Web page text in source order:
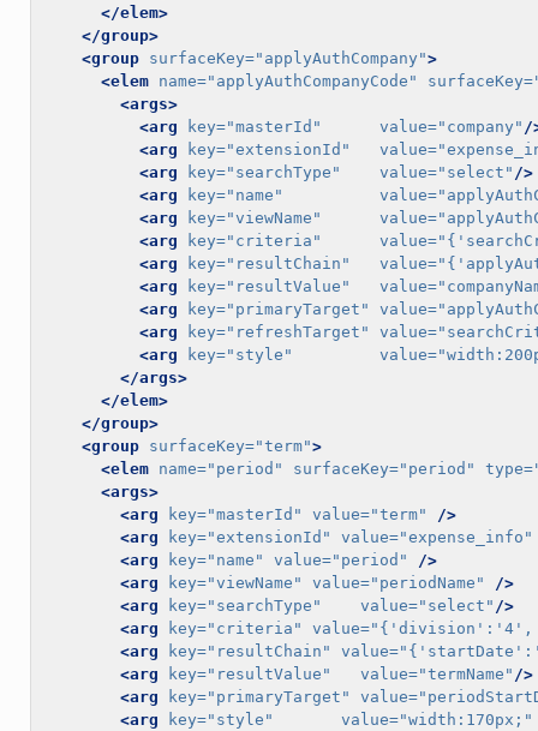
</elem>
</group>
<group surfaceKey="applyAuthCompany">
<elem name="applyAuthCompanyCode" surfaceKey=
<args>
<arg
key="masterId" value="company" /
<arg
key="extensionId" value=
<arg
key="searchType" value="select" />
<arg
key="name" value=
<arg
key="viewName" value=
<arg
key="criteria" value=
<arg
key="resultChain" value=
<arg
key="resultValue" value=
<arg
key="primaryTarget" value=
<arg
key="refreshTarget" value=
<arg
key="style" value=
</args>
</elem>
</group>
<group surfaceKey="term">
<elem name="period" surfaceKey="period" type=
<args>
<arg
key="masterId" value="term"
/>
<arg
key="extensionId" value="expense_info"
<arg
key="name" value="period"
/>
<arg
key="viewName" value="periodName"
/>
<arg
key="searchType" value="select" />
<arg
key="criteria" value="{'division':'4',
<arg
key="resultChain" value=
<arg
key="resultValue" value="termName" />
<arg
key="primaryTarget" value=
<arg
key="style" value="width:170px;"